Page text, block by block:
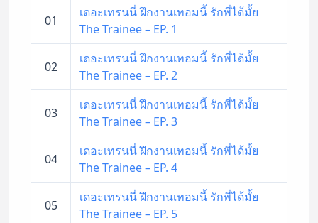
01
เดอะเทรนนี่ ฝึกงานเทอมนี้ รักพี่ได้มั้ย
The Trainee – EP. 1
02
เดอะเทรนนี่ ฝึกงานเทอมนี้ รักพี่ได้มั้ย
The Trainee – EP. 2
03
เดอะเทรนนี่ ฝึกงานเทอมนี้ รักพี่ได้มั้ย
The Trainee – EP. 3
04
เดอะเทรนนี่ ฝึกงานเทอมนี้ รักพี่ได้มั้ย
The Trainee – EP. 4
05
เดอะเทรนนี่ ฝึกงานเทอมนี้ รักพี่ได้มั้ย
The Trainee – EP. 5